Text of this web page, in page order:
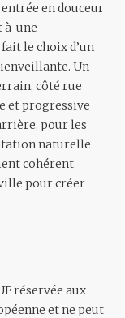
en douceur
à une
le choix d’un
Un
côté rue
et progressive
pour les
naturelle
cohérent
pour créer
réservée aux
et ne peut